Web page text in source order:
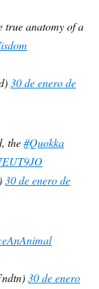
true anatomy of a
30 de enero de
the#Quokka
30 de enero de
30 de enero